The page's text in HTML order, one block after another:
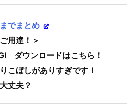
でまとめ
用達！＞
ウンロードはこちら！
こぼしがありすぎです！
丈夫？